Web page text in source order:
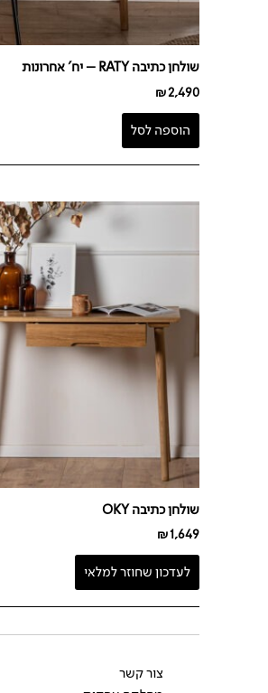
שולחן כתיבה RATY – יח' אחרונות
₪2,490
הוספה לסל
שולחן כתיבה OKY
₪1,649
לעדכון שחוזר למלאי
צור קשר